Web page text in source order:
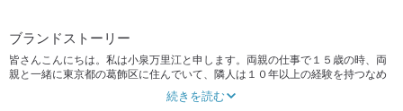
ブランドストーリー
皆さんこんにちは。私は小泉万里江と申します。両親の仕事で１５歳の時、両
親と一緒に東京都の葛飾区に住んでいて、隣人は１０年以上の経験を持つなめ
し革の手工業職人名前は中泽と呼び、、両親が仕事している間に、よく中泽の
ところへなめし革の製作を見に行き、その部屋はなめし革の香りが満ちてた。
続きを読む